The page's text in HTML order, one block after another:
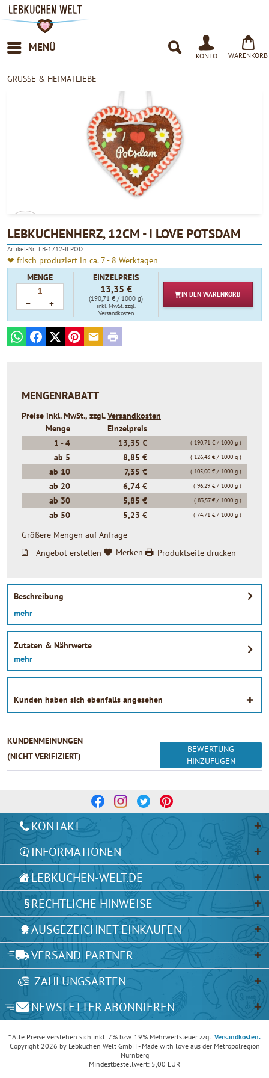
MENÜ
KONTO WARENKORB
GRÜSSE & HEIMATLIEBE
4.90
LEBKUCHENHERZ, 12CM - I LOVE POTSDAM
Artikel-Nr.: LB-1712-ILPOD
❤ frisch produziert in ca. 7 - 8 Werktagen
MENGE
− +
EINZELPREIS
13,35 €
(190,71 € / 1000 g)
inkl. MwSt.zzgl.
Versandkosten
IN DEN WARENKORB
WhatsAppFacebook
X PinterestE-mailPrint
MENGENRABATT
Preise inkl. MwSt., zzgl.Versandkosten
Menge
Einzelpreis
1 -4 13,35 € ( 190,71 € / 1000 g )
ab 5 8,85 € ( 126,43 € / 1000 g )
ab 10 7,35 € ( 105,00 € / 1000 g )
ab 20 6,74 € ( 96,29 € / 1000 g )
ab 30 5,85 € ( 83,57 € / 1000 g )
ab 50 5,23 € ( 74,71 € / 1000 g )
Größere Mengen auf Anfrage
Angebot erstellen
Merken Produktseite drucken
Beschreibung
mehr
Zutaten & Nährwerte
mehr
Kunden haben sich ebenfalls angesehen
KUNDENMEINUNGEN
(NICHT VERIFIZIERT)
BEWERTUNG
HINZUFÜGEN
KONTAKT
INFORMATIONEN
LEBKUCHEN-WELT.DE
RECHTLICHE HINWEISE
AUSGEZEICHNET EINKAUFEN
VERSAND-PARTNER
ZAHLUNGSARTEN
NEWSLETTER ABONNIEREN
* Alle Preise verstehen sich inkl. 7% bzw. 19% Mehrwertsteuer zzgl. Versandkosten.
Copyright 2026 by Lebkuchen Welt GmbH - Made with love aus der Metropolregion
Nürnberg
Mindestbestellwert: 5,00 EUR